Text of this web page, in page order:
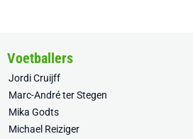
Voetballers
Jordi Cruijff
Marc-André ter Stegen
Mika Godts
Michael Reiziger